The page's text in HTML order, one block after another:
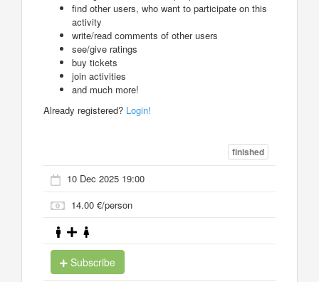
find other users, who want to participate on this
activity
write/read comments of other users
see/give ratings
buy tickets
join activities
and much more!
Already registered? Login!
finished
10 Dec 2025 19:00
14.00 €/person
Subscribe